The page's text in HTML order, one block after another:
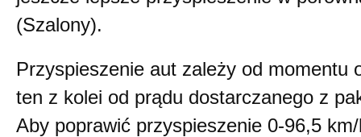
(Szalony).
Przyspieszenie aut zależy od momentu
ten z kolei od prądu dostarczanego z
Aby poprawić przyspieszenie 0-96,5